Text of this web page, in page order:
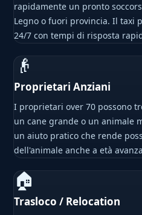
rapidamente un pronto
Legno o fuori provincia. Il taxi
24/7 con tempi di risposta
👴
Proprietari Anziani
I proprietari over 70 possono
un cane grande o un animale
un aiuto pratico che rende
dell'animale anche a età
🏠
Trasloco / Relocation